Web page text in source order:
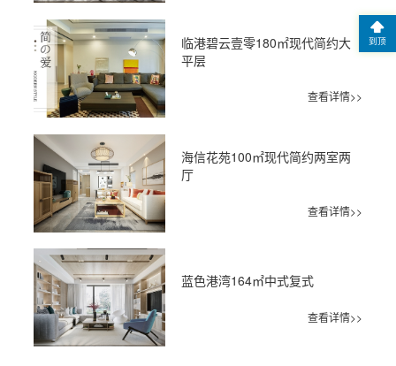
临港碧云壹零180㎡现代简约大
平层
查看详情>>
海信花苑100㎡现代简约两室两
厅
查看详情>>
蓝色港湾164㎡中式复式
查看详情>>
到顶